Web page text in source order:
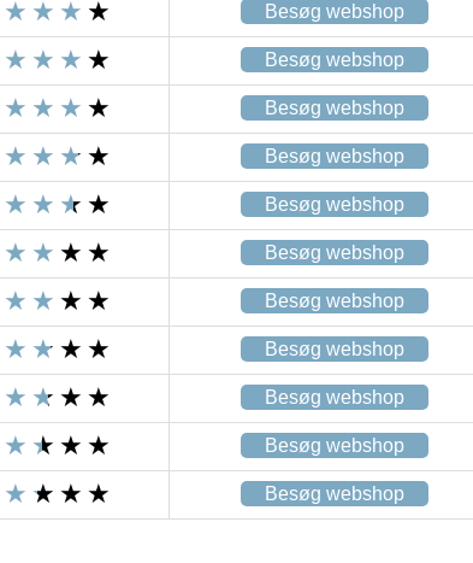
Besøg webshop
Besøg webshop
Besøg webshop
Besøg webshop
Besøg webshop
Besøg webshop
Besøg webshop
Besøg webshop
Besøg webshop
Besøg webshop
Besøg webshop